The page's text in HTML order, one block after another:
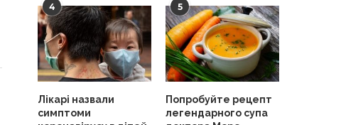
4
Лікарі назвали
симптоми
5
Попробуйте рецепт
легендарного супа